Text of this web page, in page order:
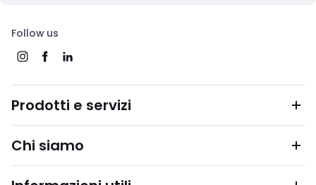
Follow us
Prodotti e servizi
Chi siamo